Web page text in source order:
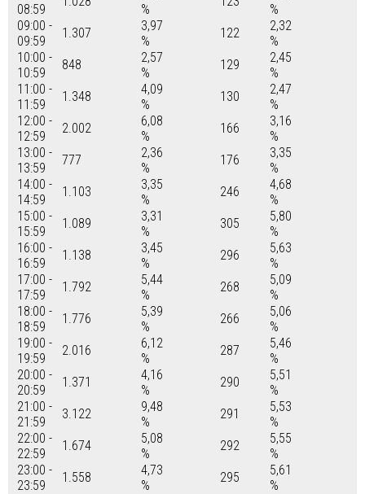
08:59
%
%
09:00 -
09:59
1.307
3,97
%
122
2,32
%
10:00 -
10:59
848
2,57
%
129
2,45
%
11:00 -
11:59
1.348
4,09
%
130
2,47
%
12:00 -
12:59
2.002
6,08
%
166
3,16
%
13:00 -
13:59
777
2,36
%
176
3,35
%
14:00 -
14:59
1.103
3,35
%
246
4,68
%
15:00 -
15:59
1.089
3,31
%
305
5,80
%
16:00 -
16:59
1.138
3,45
%
296
5,63
%
17:00 -
17:59
1.792
5,44
%
268
5,09
%
18:00 -
18:59
1.776
5,39
%
266
5,06
%
19:00 -
19:59
2.016
6,12
%
287
5,46
%
20:00 -
20:59
1.371
4,16
%
290
5,51
%
21:00 -
21:59
3.122
9,48
%
291
5,53
%
22:00 -
22:59
1.674
5,08
%
292
5,55
%
23:00 -
23:59
1.558
4,73
%
295
5,61
%